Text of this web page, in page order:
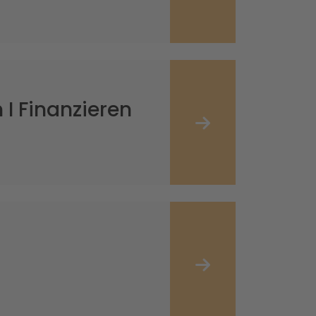
I Finanzieren